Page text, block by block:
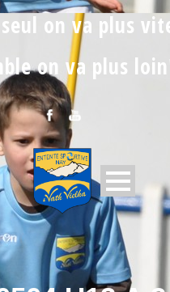
on va plus
on va plus